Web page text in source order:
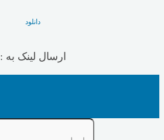
دانلود
ارسال لینک به :